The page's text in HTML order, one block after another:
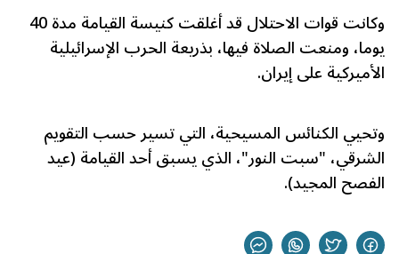
وكانت قوات الاحتلال قد أغلقت كنيسة القيامة مدة 40
يوما، ومنعت الصلاة فيها، بذريعة الحرب الإسرائيلية
الأميركية على إيران.
وتحيي الكنائس المسيحية، التي تسير حسب التقويم
الشرقي، "سبت النور"، الذي يسبق أحد القيامة (عيد
الفصح المجيد).